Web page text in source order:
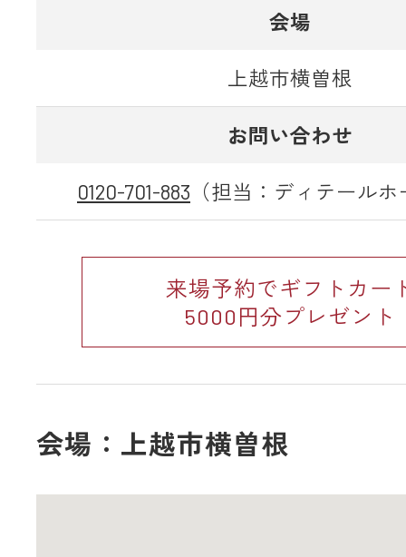
会場
上越市横曽根
お問い合わせ
0120-701-883 （担当：ディテール
来場予約でギフトカー
5000円分プレゼント
会場：上越市横曽根